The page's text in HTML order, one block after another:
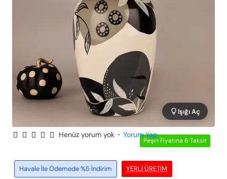
Peşin Fiyatına 6 Taksit
Işığı Aç
YERLI ÜRETIM
Havale İle Ödemede %5 İndirim
Henüz yorum yok • Yorum Yap